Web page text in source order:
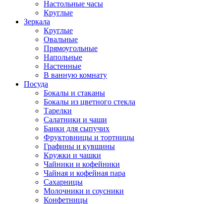
Настольные часы
Круглые
Зеркала
Круглые
Овальные
Прямоугольные
Напольные
Настенные
В ванную комнату
Посуда
Бокалы и стаканы
Бокалы из цветного стекла
Тарелки
Салатники и чаши
Банки для сыпучих
Фруктовницы и тортницы
Графины и кувшины
Кружки и чашки
Чайники и кофейники
Чайная и кофейная пара
Сахарницы
Молочники и соусники
Конфетницы